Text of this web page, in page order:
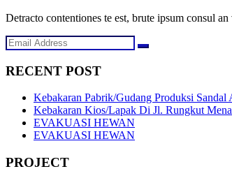
Detracto contentiones te est, brute ipsum consul
RECENT POST
Kebakaran Pabrik/Gudang Produksi Sandal
Kebakaran Kios/Lapak Di Jl. Rungkut
EVAKUASI HEWAN
EVAKUASI HEWAN
PROJECT